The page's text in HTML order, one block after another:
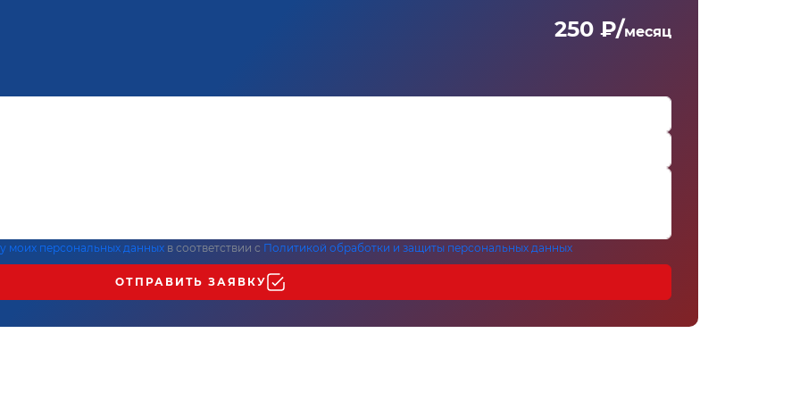
250 ₽/месяц
моих персональных данных в соответствии с Политикой обработки и защиты персональных данных
ОТПРАВИТЬ ЗАЯВКУ